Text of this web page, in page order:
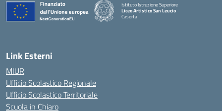
Istituto Istruzione Superiore
Liceo Artistico San Leucio
Caserta
Link Esterni
MIUR
Ufficio Scolastico Regionale
Ufficio Scolastico Territoriale
Scuola in Chiaro